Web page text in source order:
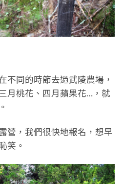
不同的時節去過武陵農場，
月桃花、四月蘋果花…，就
營，我們很快地報名，想早
笑。